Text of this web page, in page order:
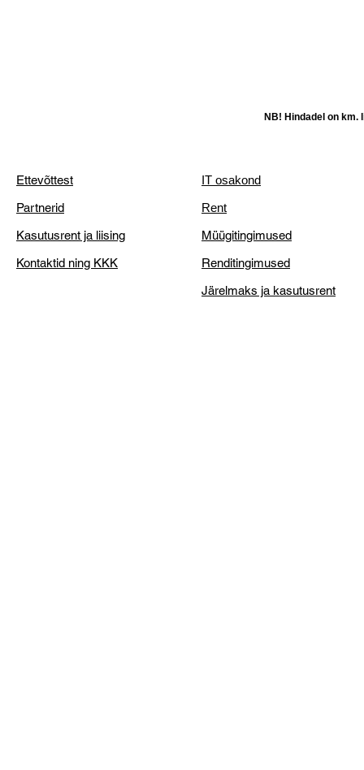
NB! Hindadel on km.
Ettevõttest
Partnerid
Kasutusrent ja liising
Kontaktid ning KKK
IT osakond
Rent
Müügitingimused
Renditingimused
Järelmaks ja kasutusrent